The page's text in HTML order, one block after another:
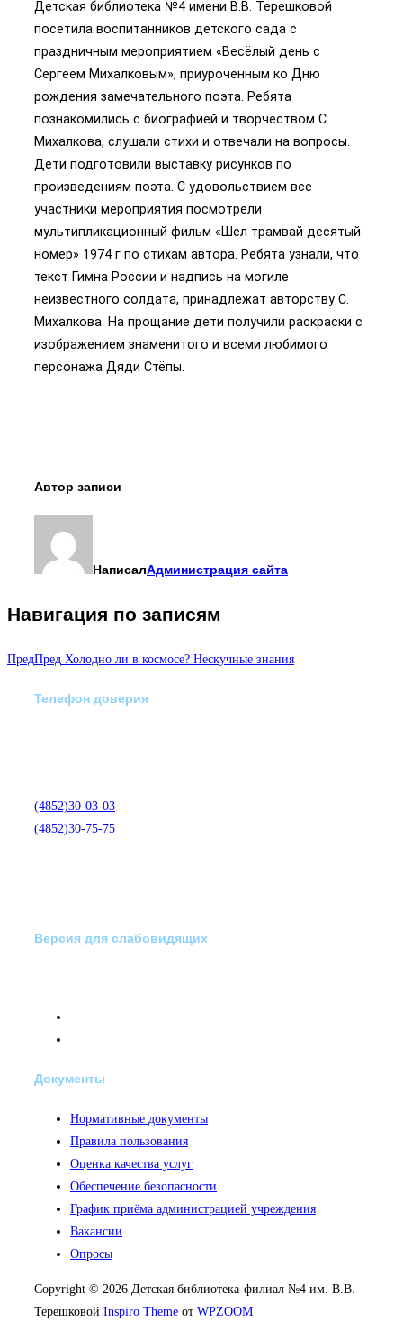
Детская библиотека №4 имени В.В. Терешковой
посетила воспитанников детского сада с
праздничным мероприятием «Весёлый день с
Сергеем Михалковым», приуроченным ко Дню
рождения замечательного поэта. Ребята
познакомились с биографией и творчеством С.
Михалкова, слушали стихи и отвечали на вопросы.
Дети подготовили выставку рисунков по
произведениям поэта. С удовольствием все
участники мероприятия посмотрели
мультипликационный фильм «Шел трамвай десятый
номер» 1974 г по стихам автора. Ребята узнали, что
текст Гимна России и надпись на могиле
неизвестного солдата, принадлежат авторству С.
Михалкова. На прощание дети получили раскраски с
изображением знаменитого и всеми любимого
персонажа Дяди Стёпы.
Автор записи
НаписалАдминистрация сайта
Навигация по записям
ПредПред Холодно ли в космосе? Нескучные знания
Телефон доверия
(4852)30-03-03
(4852)30-75-75
Версия для слабовидящих
Документы
Нормативные документы
Правила пользования
Оценка качества услуг
Обеспечение безопасности
График приёма администрацией учреждения
Вакансии
Опросы
Copyright © 2026 Детская библиотека-филиал №4 им. В.В.
Терешковой Inspiro Theme от WPZOOM